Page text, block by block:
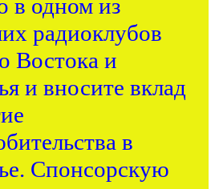
в одном из
радиоклубов
Востока и
и вносите вклад
в
Спонсорскую